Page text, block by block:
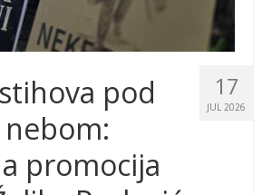
17
JUL 2026
pod
promocija